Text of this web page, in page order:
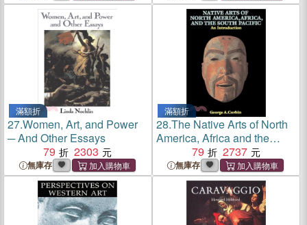
滿額折
27.Women, Art, and Power
─ And Other Essays
79
2303
無庫存
滿額折
28.The Native Arts of North
America, Africa and the
South Pacific: An
Introduction
79 2737
無庫存